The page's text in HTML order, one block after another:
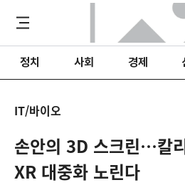
정치 사회 경제
IT/바이오
손안의 3D 스크린…칼
XR 대중화 노린다